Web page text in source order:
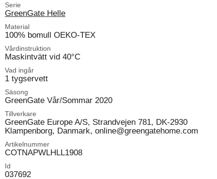
Serie
GreenGate Helle
Material
100% bomull OEKO-TEX
Vårdinstruktion
Maskintvätt vid 40°C
Vad ingår
1 tygservett
Säsong
GreenGate Vår/Sommar 2020
Tillverkare
GreenGate Europe A/S, Strandvejen 781, DK-2930
Klampenborg, Danmark, online@greengatehome.com
Artikelnummer
COTNAPWLHLL1908
Id
037692